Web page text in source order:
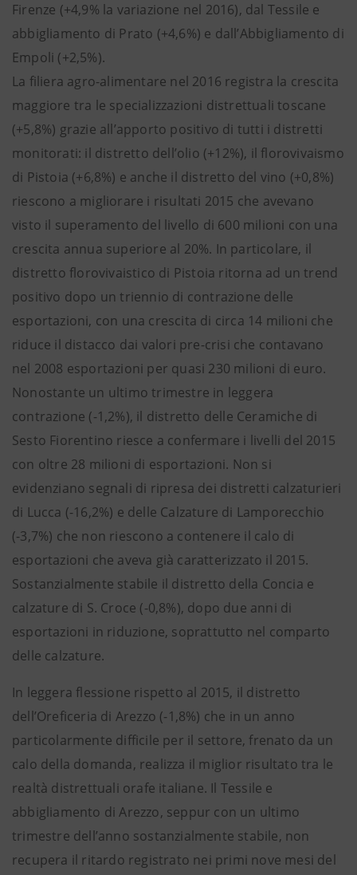
Firenze (+4,9% la variazione nel 2016), dal Tessile e
abbigliamento di Prato (+4,6%) e dall’Abbigliamento di
Empoli (+2,5%).
La filiera agro-alimentare nel 2016 registra la crescita
maggiore tra le specializzazioni distrettuali toscane
(+5,8%) grazie all’apporto positivo di tutti i distretti
monitorati: il distretto dell’olio (+12%), il florovivaismo
di Pistoia (+6,8%) e anche il distretto del vino (+0,8%)
riescono a migliorare i risultati 2015 che avevano
visto il superamento del livello di 600 milioni con una
crescita annua superiore al 20%. In particolare, il
distretto florovivaistico di Pistoia ritorna ad un trend
positivo dopo un triennio di contrazione delle
esportazioni, con una crescita di circa 14 milioni che
riduce il distacco dai valori pre-crisi che contavano
nel 2008 esportazioni per quasi 230 milioni di euro.
Nonostante un ultimo trimestre in leggera
contrazione (-1,2%), il distretto delle Ceramiche di
Sesto Fiorentino riesce a confermare i livelli del 2015
con oltre 28 milioni di esportazioni. Non si
evidenziano segnali di ripresa dei distretti calzaturieri
di Lucca (-16,2%) e delle Calzature di Lamporecchio
(-3,7%) che non riescono a contenere il calo di
esportazioni che aveva già caratterizzato il 2015.
Sostanzialmente stabile il distretto della Concia e
calzature di S. Croce (-0,8%), dopo due anni di
esportazioni in riduzione, soprattutto nel comparto
delle calzature.
In leggera flessione rispetto al 2015, il distretto
dell’Oreficeria di Arezzo (-1,8%) che in un anno
particolarmente difficile per il settore, frenato da un
calo della domanda, realizza il miglior risultato tra le
realtà distrettuali orafe italiane. Il Tessile e
abbigliamento di Arezzo, seppur con un ultimo
trimestre dell’anno sostanzialmente stabile, non
recupera il ritardo registrato nei primi nove mesi del